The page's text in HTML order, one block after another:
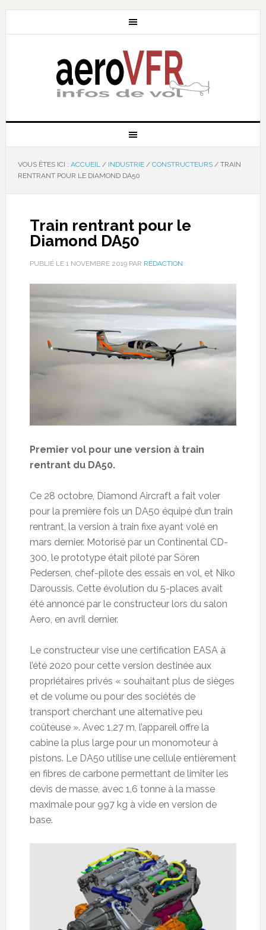
VOUS ÊTES ICI : ACCUEIL / INDUSTRIE / CONSTRUCTEURS /TRAIN
RENTRANT POUR LE DIAMOND DA50
Train rentrant pour le
Diamond DA50
PUBLIÉ LE 1 NOVEMBRE 2019PAR RÉDACTION
Premier vol pour une version à train
rentrant du DA50.
Ce 28 octobre, Diamond Aircraft a fait voler
pour la première fois un DA50 équipé d’un train
rentrant, la version à train fixe ayant volé en
mars dernier. Motorisé par un Continental CD-
300, le prototype était piloté par Sören
Pedersen, chef-pilote des essais en vol, et Niko
Daroussis. Cette évolution du 5-places avait
été annoncé par le constructeur lors du salon
Aero, en avril dernier.
Le constructeur vise une certification EASA à
l’été 2020 pour cette version destinée aux
propriétaires privés « souhaitant plus de sièges
et de volume ou pour des sociétés de
transport cherchant une alternative peu
coûteuse ». Avec 1,27 m, l’appareil offre la
cabine la plus large pour un monomoteur à
pistons. Le DA50 utilise une cellule entièrement
en fibres de carbone permettant de limiter les
devis de masse, avec 1,6 tonne à la masse
maximale pour 997 kg à vide en version de
base.